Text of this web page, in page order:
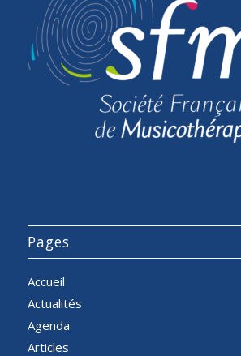
Pages
Accueil
Actualités
Agenda
Articles